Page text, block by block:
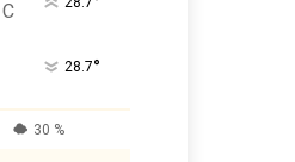
C
28.7°
30 %